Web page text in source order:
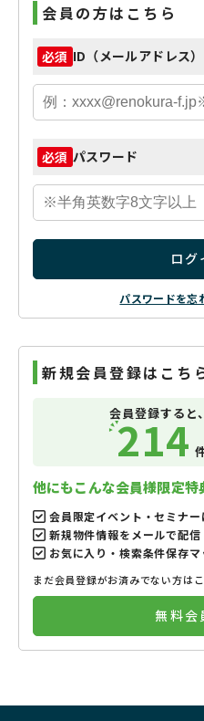
会員の方はこちら
必須 ID（メールアドレス）
必須 パスワード
ログ
パスワードを
新規会員登録はこち
会員登録すると
214
他にもこんな会員様限定特
会員限定イベント・セミナー
新規物件情報をメールで配信
お気に入り・検索条件保存
まだ会員登録がお済みでない方は
無料会